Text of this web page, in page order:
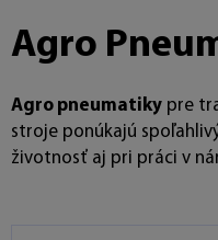
Agro
Agro pneumatiky pre
stroje ponúkajú
životnosť aj pri práci v